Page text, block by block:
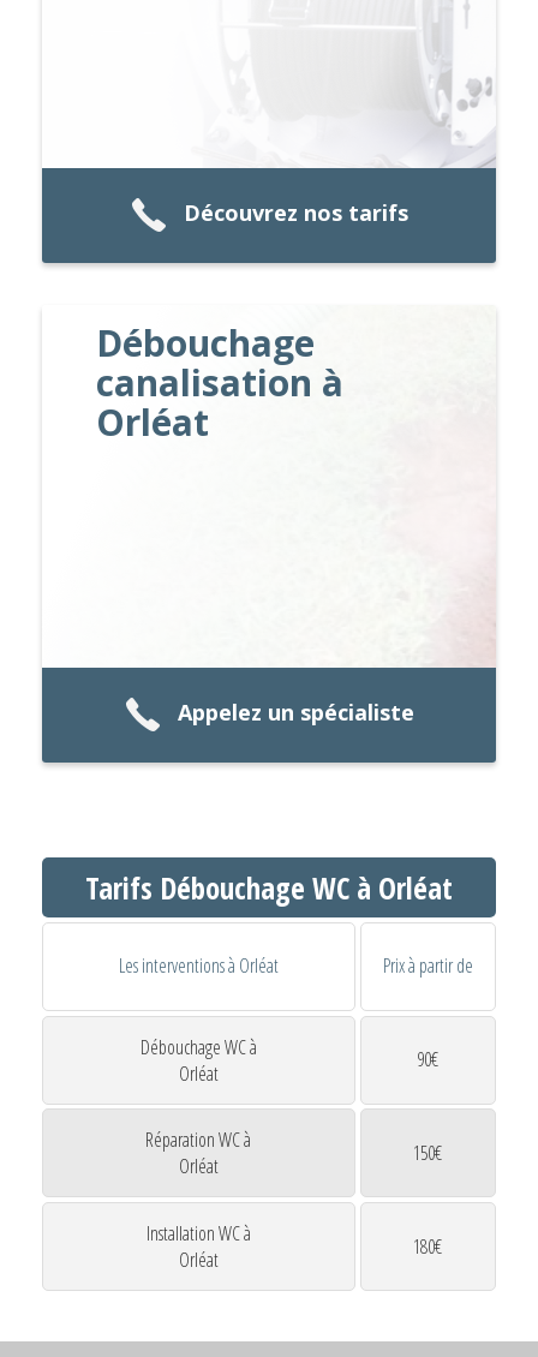
Découvrez nos tarifs
Débouchage
canalisation à
Orléat
Appelez un spécialiste
Tarifs Débouchage WC à Orléat
Les interventions à Orléat Prix à partir de
Débouchage WC à
Orléat
90€
Réparation WC à
Orléat
150€
Installation WC à
Orléat
180€